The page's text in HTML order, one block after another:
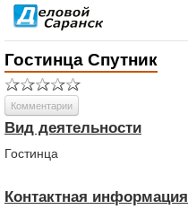
Гостинца Спутник
Комментарии
Вид деятельности
Гостинца
Контактная информация